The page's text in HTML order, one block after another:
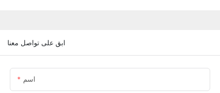
ابق على تواصل معنا
اسم